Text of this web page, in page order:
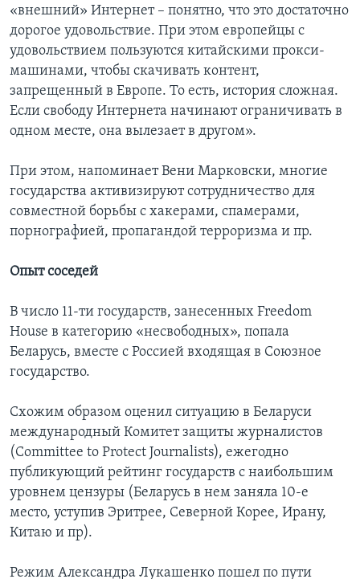
«внешний» Интернет – понятно, что это достаточно
дорогое удовольствие. При этом европейцы с
удовольствием пользуются китайскими прокси-
машинами, чтобы скачивать контент,
запрещенный в Европе. То есть, история сложная.
Если свободу Интернета начинают ограничивать в
одном месте, она вылезает в другом».
При этом, напоминает Вени Марковски, многие
государства активизируют сотрудничество для
совместной борьбы с хакерами, спамерами,
порнографией, пропагандой терроризма и пр.
Опыт соседей
В число 11-ти государств, занесенных Freedom
House в категорию «несвободных», попала
Беларусь, вместе с Россией входящая в Союзное
государство.
Схожим образом оценил ситуацию в Беларуси
международный Комитет защиты журналистов
(Committee to Protect Journalists), ежегодно
публикующий рейтинг государств с наибольшим
уровнем цензуры (Беларусь в нем заняла 10-е
место, уступив Эритрее, Северной Корее, Ирану,
Китаю и пр).
Режим Александра Лукашенко пошел по пути